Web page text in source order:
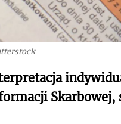
Skarbowej,